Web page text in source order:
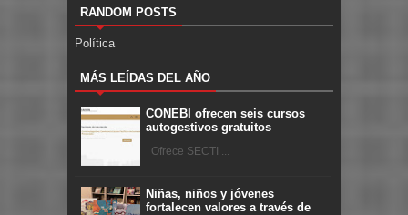
RANDOM POSTS
Política
MÁS LEÍDAS DEL AÑO
CONEBI ofrecen seis cursos
autogestivos gratuitos
Ofrece SECTI ...
Niñas, niños y jóvenes
fortalecen valores a través de